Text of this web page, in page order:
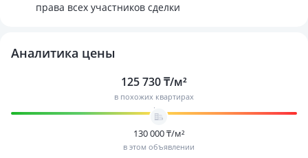
және жайлы өмір сүру үшін бәрі бар. Парковка бар.
Кемшіліктері: интернет жоқ, коммуналдық қызметтер
Артықшылығы: пәтерді холосты, тәртіпті, мәдениетті, жас
жігітке жалға беру. Жануарлар жоқ. Пәтерде темекі шегуге
права всех участников сделки
Аналитика цены
125 730 ₸/м²
в похожих квартирах
130 000 ₸/м²
в этом объявлении